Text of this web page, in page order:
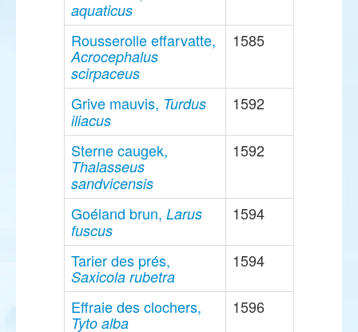
aquaticus
Rousserolle effarvatte,
Acrocephalus
scirpaceus
1585
Grive mauvis, Turdus
iliacus
1592
Sterne caugek,
Thalasseus
sandvicensis
1592
Goéland brun, Larus
fuscus
1594
Tarier des prés,
Saxicola rubetra
1594
Effraie des clochers,
Tyto alba
1596